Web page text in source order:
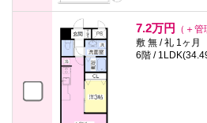
7.2万円
（＋
敷 無 / 礼 1ヶ月
6階 /